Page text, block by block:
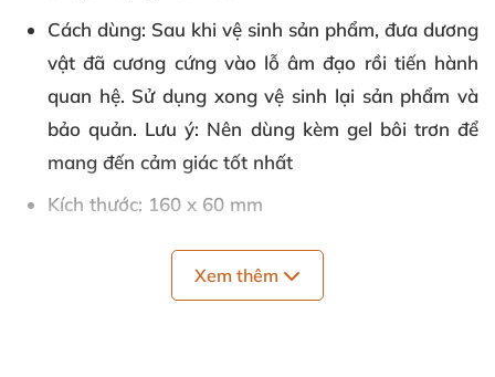
Cách dùng: Sau khi vệ sinh sản phẩm, đưa dương
vật đã cương cứng vào lỗ âm đạo rồi tiến hành
quan hệ. Sử dụng xong vệ sinh lại sản phẩm và
bảo quản. Lưu ý: Nên dùng kèm gel bôi trơn để
mang đến cảm giác tốt nhất
Kích thước: 160 x 60 mm
: 1 cái
: Tenga
Xem thêm